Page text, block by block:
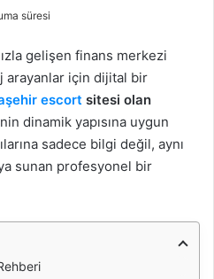
süresi
gelişen finans merkezi
arayanlar için dijital bir
escort sitesi olan
dinamik yapısına uygun
sadece bilgi değil, aynı
sunan profesyonel bir